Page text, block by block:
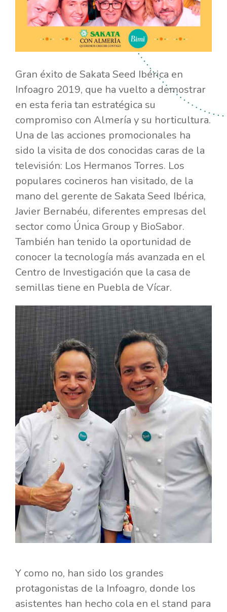
Gran éxito de Sakata Seed Ibérica en
Infoagro 2019, que ha vuelto a demostrar
en esta feria tan estratégica su
compromiso con Almería y su horticultura.
Una de las acciones promocionales ha
sido la visita de dos conocidas caras de la
televisión: Los Hermanos Torres. Los
populares cocineros han visitado, de la
mano del gerente de Sakata Seed Ibérica,
Javier Bernabéu, diferentes empresas del
sector como Única Group y BioSabor.
También han tenido la oportunidad de
conocer la tecnología más avanzada en el
Centro de Investigación que la casa de
semillas tiene en Puebla de Vícar.
Y como no, han sido los grandes
protagonistas de la Infoagro, donde los
asistentes han hecho cola en el stand para